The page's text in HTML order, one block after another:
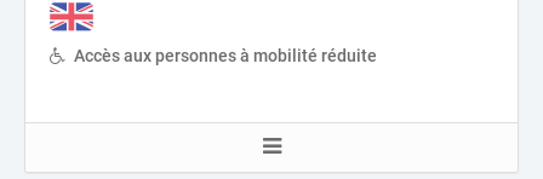
Accès aux personnes à mobilité réduite